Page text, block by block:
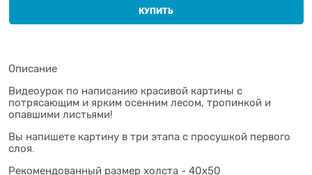
КУПИТЬ
Описание
Видеоурок по написанию красивой картины с
потрясающим и ярким осенним лесом, тропинкой и
опавшими листьями!
Вы напишете картину в три этапа с просушкой первого
слоя.
Рекомендованный размер холста - 40х50